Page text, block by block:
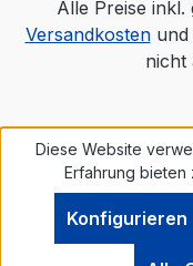
Alle Preise
Versandkostenund
nicht
Diese Website
Erfahrung bieten
Konfigurieren